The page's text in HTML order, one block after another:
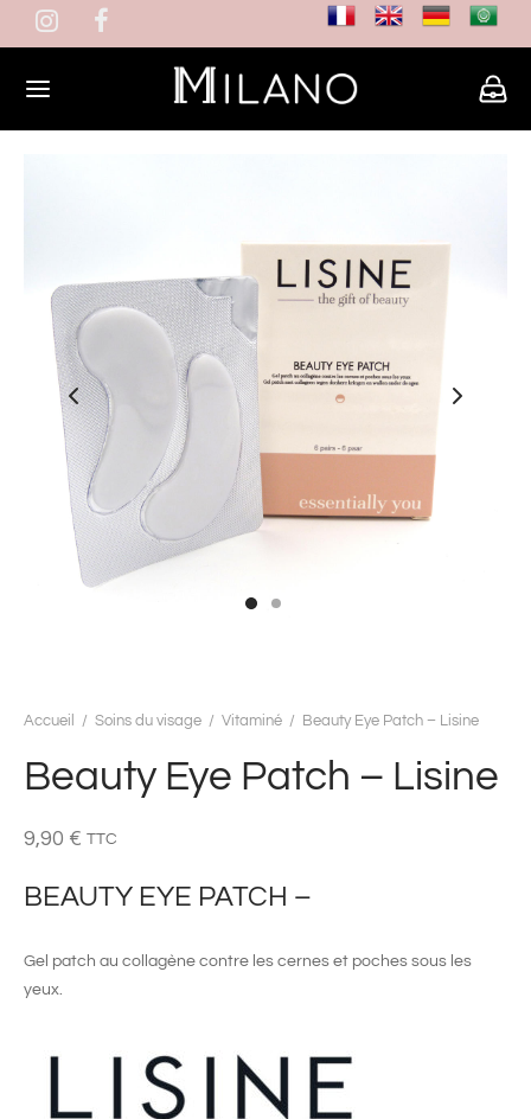
Accueil / Soins du visage / Vitaminé / Beauty Eye Patch – Lisine
Beauty Eye Patch – Lisine
9,90 € TTC
BEAUTY EYE PATCH –
Gel patch au collagène contre les cernes et poches sous les
yeux.